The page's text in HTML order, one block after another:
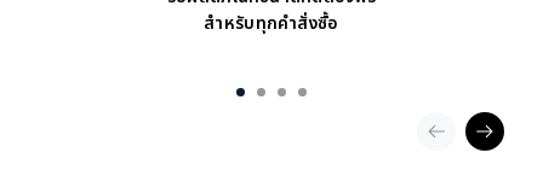
สำหรับทุกคำสั่งซื้อ